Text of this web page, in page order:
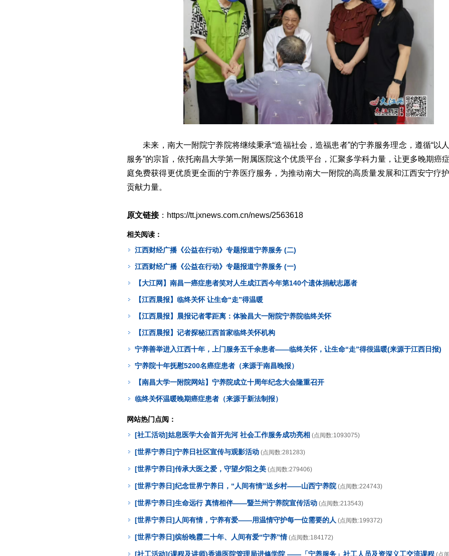
未来，南大一附院宁养院将继续秉承“造福社会，造福患者”的宁养服务理念，遵循“以
服务”的宗旨，依托南昌大学第一附属医院这个优质平台，汇聚多学科力量，让更多晚期癌
庭免费获得更优质更全面的宁养医疗服务，为推动南大一附院的高质量发展和江西安宁疗
贡献力量。
原文链接：https://tt.jxnews.com.cn/news/2563618
相关阅读：
江西财经广播《公益在行动》专题报道宁养服务 (二)
江西财经广播《公益在行动》专题报道宁养服务 (一)
【大江网】南昌一癌症患者笑对人生成江西今年第140个遗体捐献志愿者
【江西晨报】临终关怀 让生命“走”得温暖
【江西晨报】晨报记者零距离：体验昌大一附院宁养院临终关怀
【江西晨报】记者探秘江西首家临终关怀机构
宁养善举进入江西十年，上门服务五千余患者——临终关怀，让生命“走”得很温暖(来源于江西日报)
宁养院十年抚慰5200名癌症患者（来源于南昌晚报）
【南昌大学一附院网站】宁养院成立十周年纪念大会隆重召开
临终关怀温暖晚期癌症患者（来源于新法制报）
网站热门点阅：
[社工活动]姑息医学大会首开先河 社会工作服务成功亮相 (点阅数:1093075)
[世界宁养日]宁养日社区宣传与观影活动 (点阅数:281283)
[世界宁养日]传承大医之爱，守望夕阳之美 (点阅数:279406)
[世界宁养日]纪念世界宁养日，“人间有情”送乡村——山西宁养院 (点阅数:224743)
[世界宁养日]生命远行 真情相伴——暨兰州宁养院宣传活动 (点阅数:213543)
[世界宁养日]人间有情，宁养有爱——用温情守护每一位需要的人 (点阅数:199372)
[世界宁养日]缤纷晚霞二十年、人间有爱“宁养”情 (点阅数:184172)
[社工活动](课程及讲师)香港医院管理局进修学院 ——「宁养服务」社工人员及资深义工交流课程 (点